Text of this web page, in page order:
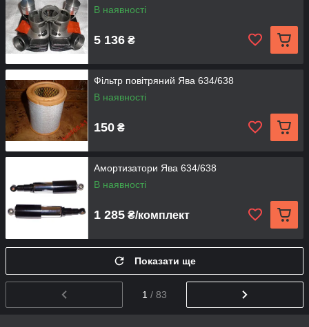
В наявності
5 136 ₴
Фільтр повітряний Ява 634/638
В наявності
150 ₴
Амортизатори Ява 634/638
В наявності
1 285 ₴/комплект
Показати ще
1 / 83